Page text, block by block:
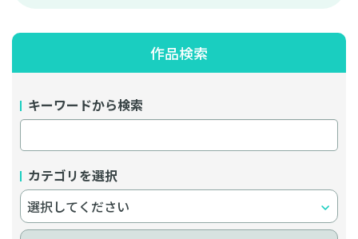
作品検索
キーワードから検索
カテゴリを選択